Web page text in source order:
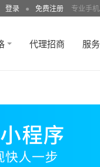
登录 ● 免费注册 专业手
代理招商 服